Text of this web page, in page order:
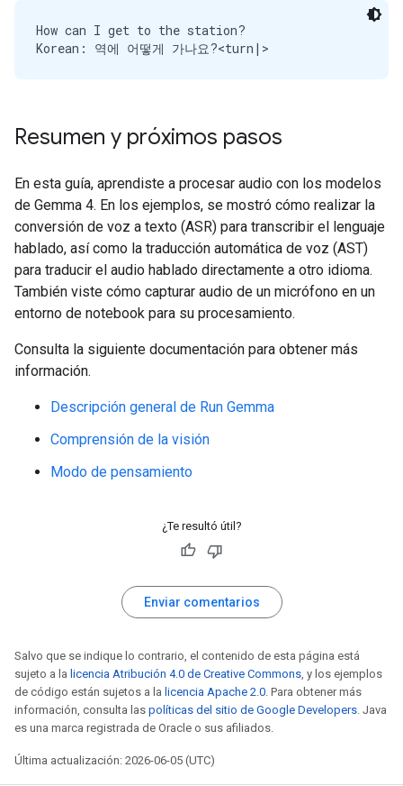
How can I get to the station?
Resumen y próximos pasos
En esta guía, aprendiste a procesar audio con los modelos
de Gemma 4. En los ejemplos, se mostró cómo realizar la
conversión de voz a texto (ASR) para transcribir el lenguaje
hablado, así como la traducción automática de voz (AST)
para traducir el audio hablado directamente a otro idioma.
También viste cómo capturar audio de un micrófono en un
entorno de notebook para su procesamiento.
Consulta la siguiente documentación para obtener más
información.
Descripción general de Run Gemma
Comprensión de la visión
Modo de pensamiento
¿Te resultó útil?
Enviar comentarios
Salvo que se indique lo contrario, el contenido de esta página está
sujeto a la licencia Atribución 4.0 de Creative Commons, y los ejemplos
de código están sujetos a la licencia Apache 2.0. Para obtener más
información, consulta las políticas del sitio de Google Developers. Java
es una marca registrada de Oracle o sus afiliados.
Última actualización: 2026-06-05 (UTC)